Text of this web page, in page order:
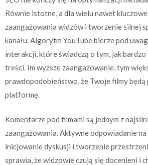
Równie istotne, a dla wielu nawet
zaangażowania widzów i tworzenie silnej
kanału. Algorytm YouTube bierze pod
interakcji, które świadczą o tym, jak
treści. Im wyższe zaangażowanie, tym
prawdopodobieństwo, że Twoje filmy będą
platformę.
Komentarze pod filmami są jednym z
zaangażowania. Aktywne odpowiadanie
inicjowanie dyskusji i tworzenie
sprawia, że widzowie czują się docenieni i